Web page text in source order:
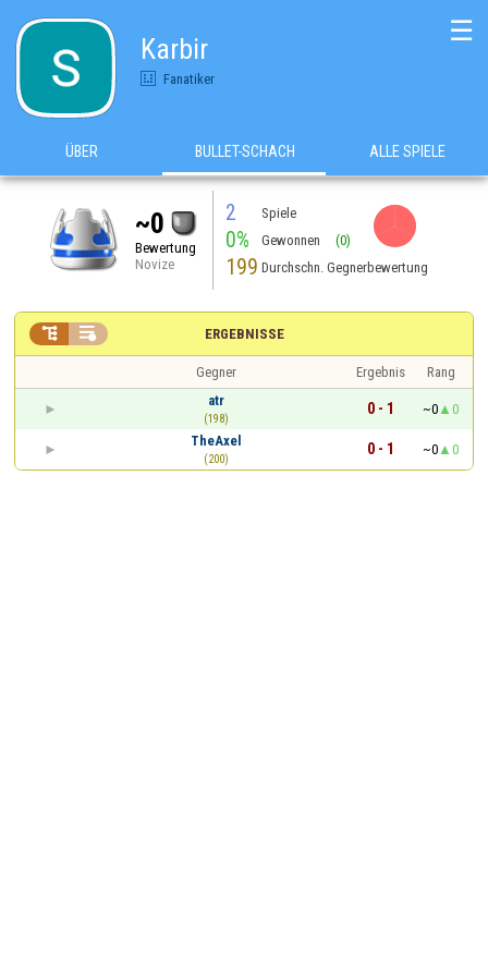
Karbir
Fanatiker
☰
ÜBER BULLET-SCHACH ALLE SPIELE
~0
Bewertung
Novize
2 Spiele
0% Gewonnen (0)
199 Durchschn. Gegnerbewertung
ERGEBNISSE
 
Gegner Ergebnis
Rang
atr
(198)
0 - 1 ~0
0
TheAxel
(200)
0 - 1 ~0 0